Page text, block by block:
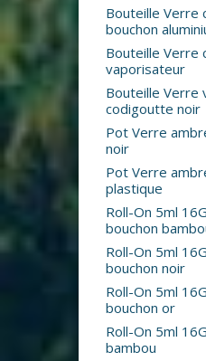
Bouteille Verre
bouchon
Bouteille Verre
vaporisateur
Bouteille Verre
codigoutte noir
Pot Verre
noir
Pot Verre
plastique
Roll-On 5ml
bouchon
Roll-On 5ml
bouchon noir
Roll-On 5ml
bouchon or
Roll-On 5ml
bambou